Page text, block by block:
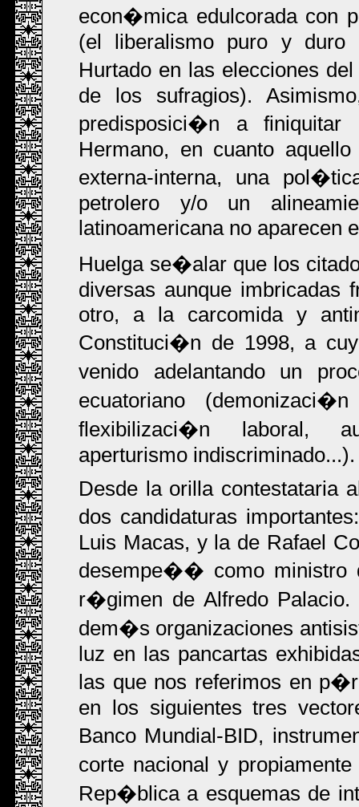
econ�mica edulcorada con
(el liberalismo puro y duro
Hurtado en las elecciones
de los sufragios).
predisposici�n a
Hermano, en cuanto
externa-interna, una
petrolero y/o un
latinoamericana no aparecen
Huelga se�alar que los
diversas aunque imbricadas
otro, a la carcomida y
Constituci�n de 1998, a
venido adelantando un
ecuatoriano
flexibilizaci�n laboral,
aperturismo indiscriminado...).
Desde la orilla contestataria
dos candidaturas
Luis Macas, y la de Rafael
desempe�� como ministro
r�gimen de Alfredo
dem�s organizaciones
luz en las pancartas
las que nos referimos en
en los siguientes tres
Banco Mundial-BID,
corte nacional y
Rep�blica a esquemas de